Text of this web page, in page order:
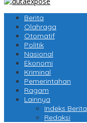
Berita
Olahraga
Otomatif
Politik
Nasional
Ekonomi
Kriminal
Pemerintahan
Ragam
Lainnya
Indeks Berita
Redaksi